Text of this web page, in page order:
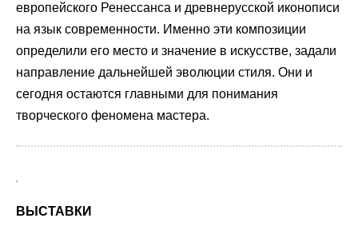
европейского Ренессанса и древнерусской иконописи
на язык современности. Именно эти композиции
определили его место и значение в искусстве, задали
направление дальнейшей эволюции стиля. Они и
сегодня остаются главными для понимания
творческого феномена мастера.
ВЫСТАВКИ